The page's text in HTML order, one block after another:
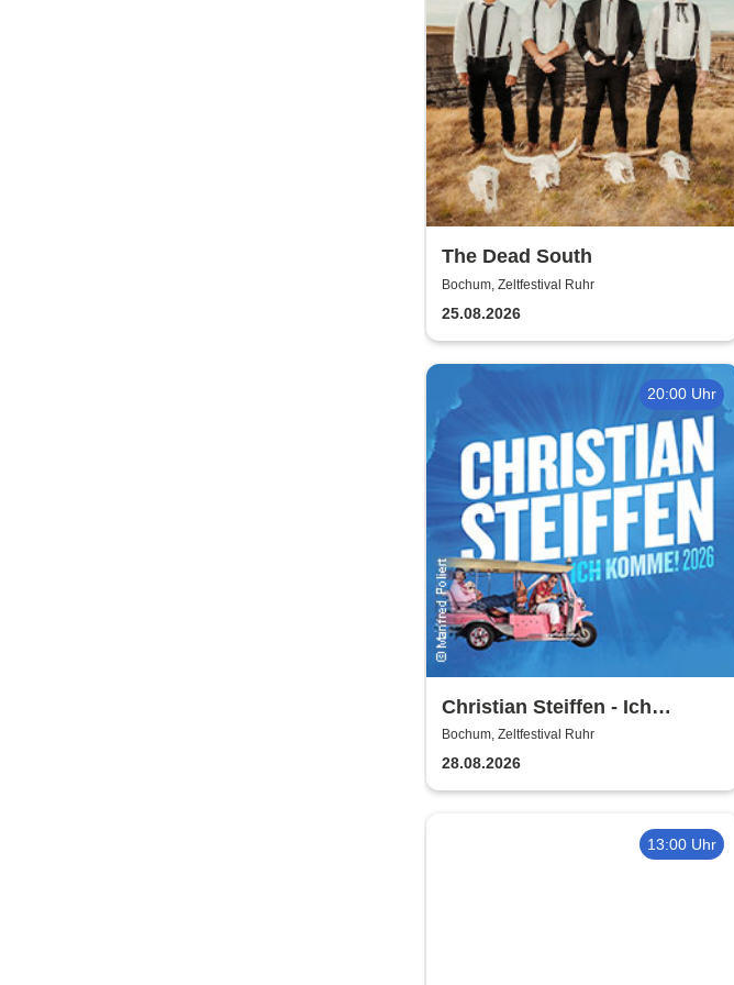
The Dead South
Bochum, Zeltfestival Ruhr
25.08.2026
20:00 Uhr
Christian Steiffen - Ich
komme! 2026
Bochum, Zeltfestival Ruhr
28.08.2026
13:00 Uhr